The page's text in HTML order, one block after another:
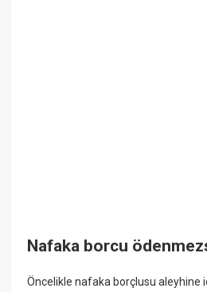
Nafaka borcu
Öncelikle nafaka borçlusu aleyhine